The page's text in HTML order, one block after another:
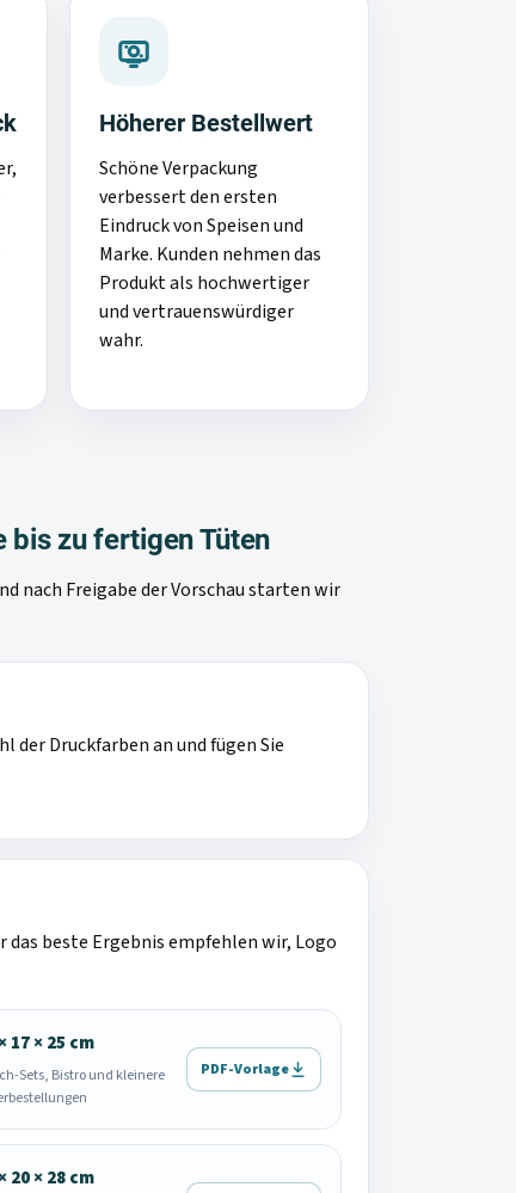
Höherer Bestellwert
Schöne Verpackung
verbessert den ersten
Eindruck von Speisen und
Marke. Kunden nehmen das
Produkt als hochwertiger
und vertrauenswürdiger
wahr.
bis zu fertigen Tüten
nach Freigabe der Vorschau starten wir
der Druckfarben an und fügen Sie
das beste Ergebnis empfehlen wir, Logo
17 × 25 cm
Sets, Bistro und kleinere
PDF-Vorlage
20 × 28 cm